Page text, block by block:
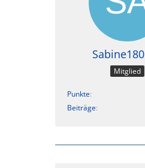
Mitglied
Punkte
Beiträge